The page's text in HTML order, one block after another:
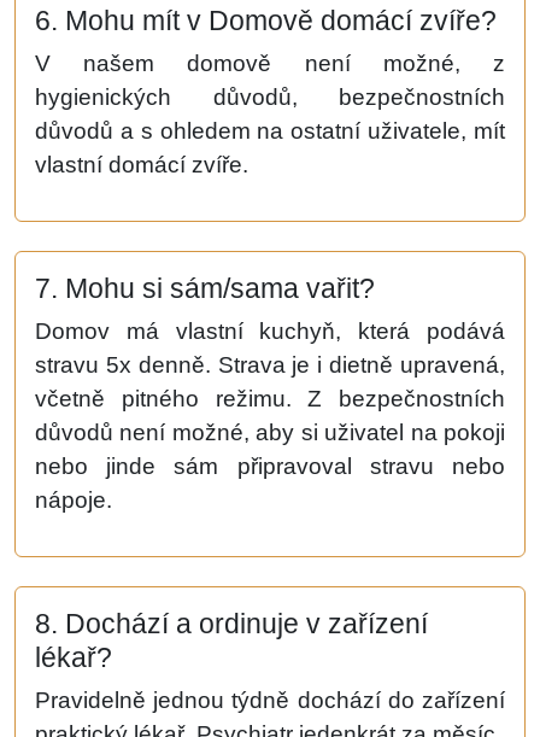
6. Mohu mít v Domově domácí zvíře?
V našem domově není možné, z
hygienických důvodů, bezpečnostních
důvodů a s ohledem na ostatní uživatele, mít
vlastní domácí zvíře.
7. Mohu si sám/sama vařit?
Domov má vlastní kuchyň, která podává
stravu 5x denně. Strava je i dietně upravená,
včetně pitného režimu. Z bezpečnostních
důvodů není možné, aby si uživatel na pokoji
nebo jinde sám připravoval stravu nebo
nápoje.
8. Dochází a ordinuje v zařízení
lékař?
Pravidelně jednou týdně dochází do zařízení